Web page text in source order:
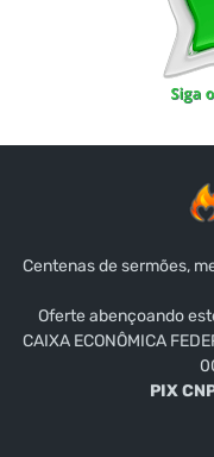
Centenas de sermões,
Oferte abençoando
CAIXA ECONÔMICA
PIX